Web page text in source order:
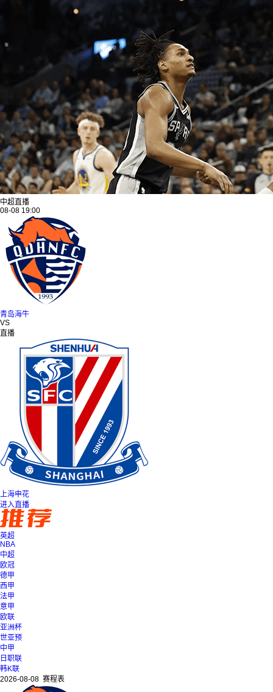
中超直播
08-08 19:00
青岛海牛
VS
直播
上海申花
进入直播
英超
NBA
中超
欧冠
德甲
西甲
法甲
意甲
欧联
亚洲杯
世亚预
中甲
日职联
韩K联
2026-08-08 赛程表